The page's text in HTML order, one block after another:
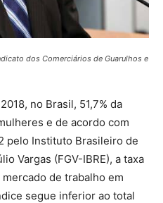
dos Comerciários de Guarulhos e
no Brasil, 51,7% da
e de acordo com
pelo Instituto Brasileiro de
Vargas (FGV-IBRE), a taxa
de trabalho em
segue inferior ao total